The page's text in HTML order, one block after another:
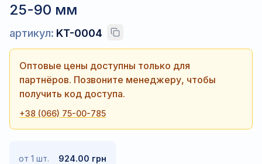
25-90 мм
артикул: KT-0004
Оптовые цены доступны только для
партнёров. Позвоните менеджеру, чтобы
получить код доступа.
+38 (066) 75-00-785
от 1 шт. 924.00 грн